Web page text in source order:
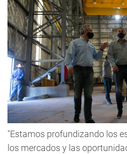
"Estamos profundizando los
los mercados y las